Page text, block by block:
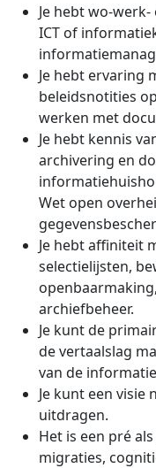
Je hebt wo-
ICT of
Je hebt ervaring
beleidsnotities
werken met
Je hebt kennis
archivering en
Wet open
Je hebt affiniteit
selectielijsten,
archiefbeheer.
Je kunt de
de vertaalslag
van de
Je kunt een visie
uitdragen.
Het is een pré
migraties,